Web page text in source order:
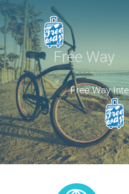
Free Way
Free Way Inte